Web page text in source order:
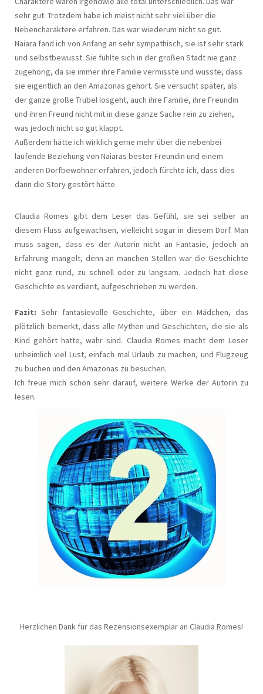
sehr gut. Trotzdem habe ich meist nicht sehr viel über die
Nebencharaktere erfahren. Das war wiederum nicht so gut.
Naiara fand ich von Anfang an sehr sympathisch, sie ist sehr stark
und selbstbewusst. Sie fühlte sich in der großen Stadt nie ganz
zugehörig, da sie immer ihre Familie vermisste und wusste, dass
sie eigentlich an den Amazonas gehört. Sie versucht später, als
der ganze große Trubel losgeht, auch ihre Familie, ihre Freundin
und ihren Freund nicht mit in diese ganze Sache rein zu ziehen,
was jedoch nicht so gut klappt.
Außerdem hätte ich wirklich gerne mehr über die nebenbei
laufende Beziehung von Naiaras bester Freundin und einem
anderen Dorfbewohner erfahren, jedoch fürchte ich, dass dies
dann die Story gestört hätte.
Claudia Romes gibt dem Leser das Gefühl, sie sei selber an
diesem Fluss aufgewachsen, vielleicht sogar in diesem Dorf. Man
muss sagen, dass es der Autorin nicht an Fantasie, jedoch an
Erfahrung mangelt, denn an manchen Stellen war die Geschichte
nicht ganz rund, zu schnell oder zu langsam. Jedoch hat diese
Geschichte es verdient, aufgeschrieben zu werden.
Fazit:Sehr fantasievolle Geschichte, über ein Mädchen, das
plötzlich bemerkt, dass alle Mythen und Geschichten, die sie als
Kind gehört hatte, wahr sind. Claudia Romes macht dem Leser
unheimlich viel Lust, einfach mal Urlaub zu machen, und Flugzeug
zu buchen und den Amazonas zu besuchen.
Ich freue mich schon sehr darauf, weitere Werke der Autorin zu
lesen.
Herzlichen Dank für das Rezensionsexemplar an Claudia Romes!